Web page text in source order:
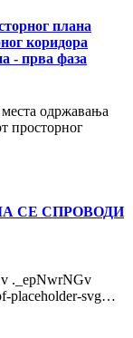
плана
коридора
- прва фаза
одржавања
просторног
СЕ СПРОВОДИ
._epNwrNGv
placeholder-svg…